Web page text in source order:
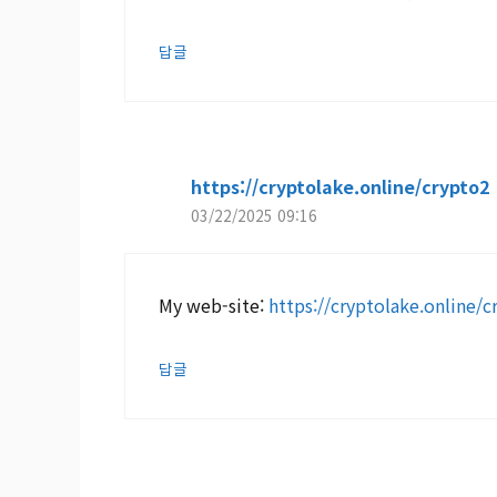
답글
https://cryptolake.online/crypto2
03/22/2025 09:16
My web-site: https://cryptolake.online/
답글